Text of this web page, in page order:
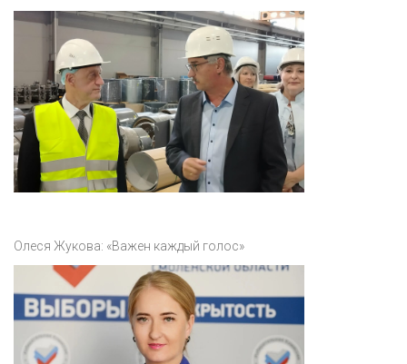
Олеся Жукова: «Важен каждый голос»